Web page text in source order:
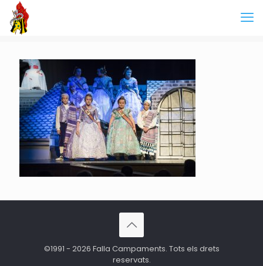
©1991 - 2026 Falla Campaments. Tots els drets
reservats.